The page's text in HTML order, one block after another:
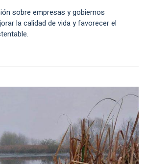
sobre empresas y gobiernos
la calidad de vida y favorecer el